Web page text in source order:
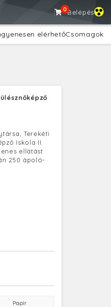
0Belépés
elérhetőCsomagok
Terekéti
Iskola II.
ellátást
250 ápoló-
Papír